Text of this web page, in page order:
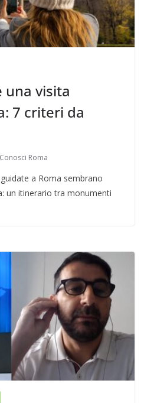
una visita
7 criteri da
Roma
a Roma sembrano
un itinerario tra monumenti